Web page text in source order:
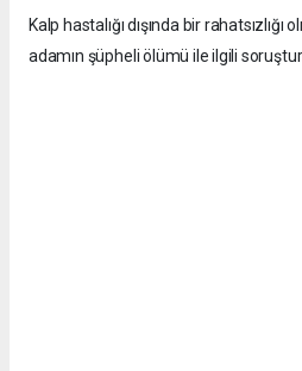
Kalp hastalığı dışında bir rahatsızlığı
adamın şüpheli ölümü ile ilgili